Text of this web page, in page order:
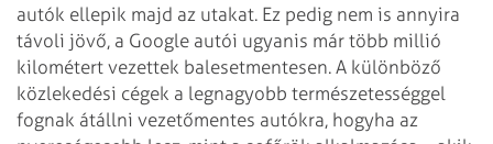
autók ellepik majd az utakat. Ez pedig nem is annyira
távoli jövő, a Google autói ugyanis már több millió
kilométert vezettek balesetmentesen. A különböző
közlekedési cégek a legnagyobb természetességgel
fognak átállni vezetőmentes autókra, hogyha az